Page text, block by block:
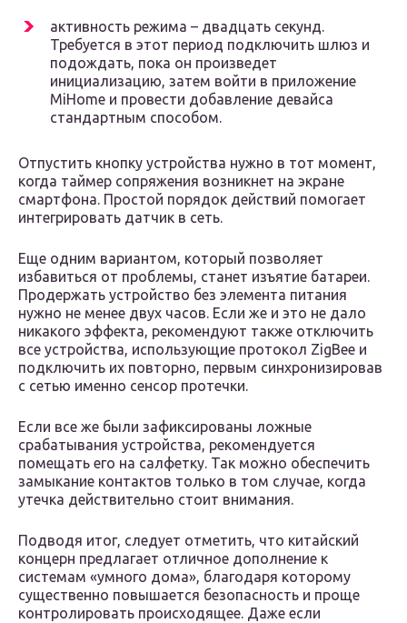
активность режима – двадцать секунд.
Требуется в этот период подключить шлюз и
подождать, пока он произведет
инициализацию, затем войти в приложение
MiHome и провести добавление девайса
стандартным способом.
Отпустить кнопку устройства нужно в тот момент,
когда таймер сопряжения возникнет на экране
смартфона. Простой порядок действий помогает
интегрировать датчик в сеть.
Еще одним вариантом, который позволяет
избавиться от проблемы, станет изъятие батареи.
Продержать устройство без элемента питания
нужно не менее двух часов. Если же и это не дало
никакого эффекта, рекомендуют также отключить
все устройства, использующие протокол ZigBee и
подключить их повторно, первым синхронизировав
с сетью именно сенсор протечки.
Если все же были зафиксированы ложные
срабатывания устройства, рекомендуется
помещать его на салфетку. Так можно обеспечить
замыкание контактов только в том случае, когда
утечка действительно стоит внимания.
Подводя итог, следует отметить, что китайский
концерн предлагает отличное дополнение к
системам «умного дома», благодаря которому
существенно повышается безопасность и проще
контролировать происходящее. Даже если